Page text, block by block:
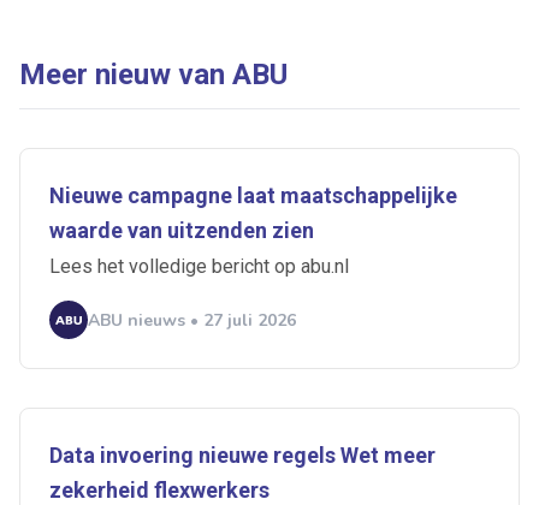
Meer nieuw van ABU
Nieuwe campagne laat maatschappelijke
waarde van uitzenden zien
Lees het volledige bericht op abu.nl
ABU nieuws • 27 juli 2026
Data invoering nieuwe regels Wet meer
zekerheid flexwerkers